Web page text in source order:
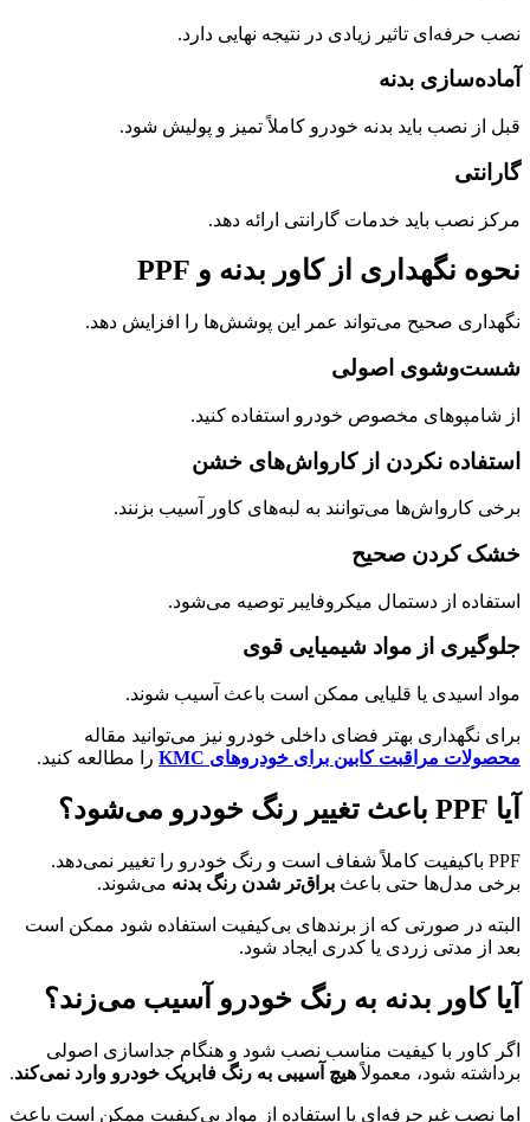
نصب حرفه‌ای تاثیر زیادی در نتیجه نهایی دارد.
آماده‌سازی بدنه
قبل از نصب باید بدنه خودرو کاملاً تمیز و پولیش شود.
گارانتی
مرکز نصب باید خدمات گارانتی ارائه دهد.
نحوه نگهداری از کاور بدنه و PPF
نگهداری صحیح می‌تواند عمر این پوشش‌ها را افزایش دهد.
شست‌وشوی اصولی
از شامپوهای مخصوص خودرو استفاده کنید.
استفاده نکردن از کارواش‌های خشن
برخی کارواش‌ها می‌توانند به لبه‌های کاور آسیب بزنند.
خشک کردن صحیح
استفاده از دستمال میکروفایبر توصیه می‌شود.
جلوگیری از مواد شیمیایی قوی
مواد اسیدی یا قلیایی ممکن است باعث آسیب شوند.
برای نگهداری بهتر فضای داخلی خودرو نیز می‌توانید مقاله
محصولات مراقبت کابین برای خودروهای KMC
را مطالعه کنید.
آیا PPF باعث تغییر رنگ خودرو می‌شود؟
PPF باکیفیت کاملاً شفاف است و رنگ خودرو را تغییر نمی‌دهد.
برخی مدل‌ها حتی باعث براق‌تر شدن رنگ بدنه می‌شوند.
البته در صورتی که از برندهای بی‌کیفیت استفاده شود ممکن است
بعد از مدتی زردی یا کدری ایجاد شود.
آیا کاور بدنه به رنگ خودرو آسیب می‌زند؟
اگر کاور با کیفیت مناسب نصب شود و هنگام جداسازی اصولی
برداشته شود، معمولاًهیچ آسیبی به رنگ فابریک خودرو وارد نمی‌کند.
اما نصب غیرحرفه‌ای یا استفاده از مواد بی‌کیفیت ممکن است باعث